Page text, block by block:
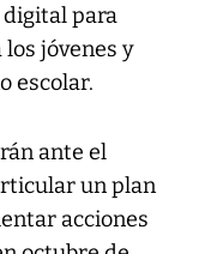
para
jóvenes y
escolar.
ante el
un plan
acciones